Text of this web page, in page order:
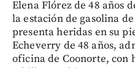
Elena Flórez de 48 años
la estación de gasolina
presenta heridas en su
Echeverry de 48 años,
oficina de Coonorte, con